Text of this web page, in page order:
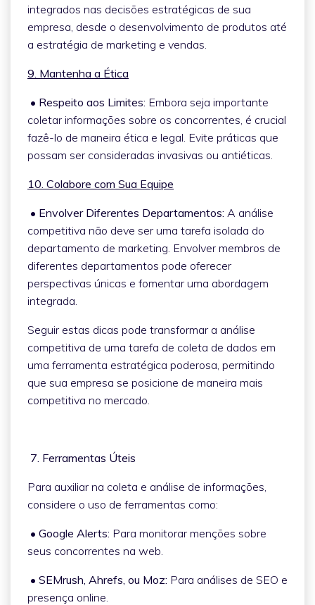
integrados nas decisões estratégicas de sua
empresa, desde o desenvolvimento de produtos até
a estratégia de marketing e vendas.
9. Mantenha a Ética
• Respeito aos Limites: Embora seja importante
coletar informações sobre os concorrentes, é crucial
fazê-lo de maneira ética e legal. Evite práticas que
possam ser consideradas invasivas ou antiéticas.
10. Colabore com Sua Equipe
• Envolver Diferentes Departamentos: A análise
competitiva não deve ser uma tarefa isolada do
departamento de marketing. Envolver membros de
diferentes departamentos pode oferecer
perspectivas únicas e fomentar uma abordagem
integrada.
Seguir estas dicas pode transformar a análise
competitiva de uma tarefa de coleta de dados em
uma ferramenta estratégica poderosa, permitindo
que sua empresa se posicione de maneira mais
competitiva no mercado.
7. Ferramentas Úteis
Para auxiliar na coleta e análise de informações,
considere o uso de ferramentas como:
• Google Alerts: Para monitorar menções sobre
seus concorrentes na web.
• SEMrush, Ahrefs, ou Moz: Para análises de SEO e
presença online.